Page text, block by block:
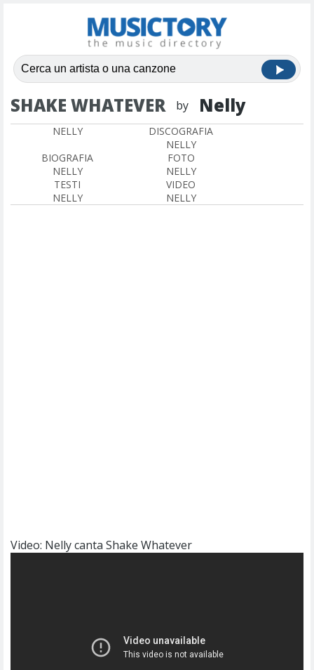
SHAKE WHATEVER by Nelly
NELLY
DISCOGRAFIA
NELLY
BIOGRAFIA
NELLY
FOTO
NELLY
TESTI
NELLY
VIDEO
NELLY
Video: Nelly canta Shake Whatever